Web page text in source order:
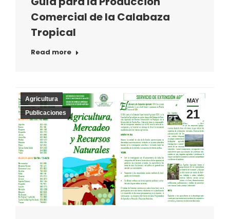
Comercial de la Calabaza
Tropical
Read more
MAY
21
Agricultura
Publicaciones